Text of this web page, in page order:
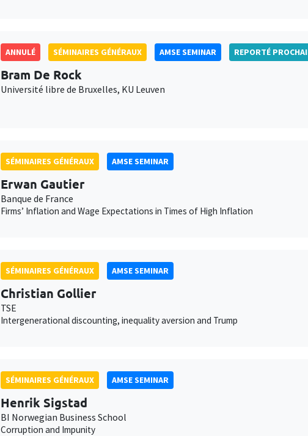
ANNULÉ SÉMINAIRES GÉNÉRAUX AMSE SEMINAR REPORTÉ
Bram De Rock
Université libre de Bruxelles, KU Leuven
SÉMINAIRES GÉNÉRAUX AMSE SEMINAR
Erwan Gautier
Banque de France
Firms’ Inflation and Wage Expectations in Times of High Inflation
SÉMINAIRES GÉNÉRAUX AMSE SEMINAR
Christian Gollier
TSE
Intergenerational discounting, inequality aversion and Trump
SÉMINAIRES GÉNÉRAUX AMSE SEMINAR
Henrik Sigstad
BI Norwegian Business School
Corruption and Impunity